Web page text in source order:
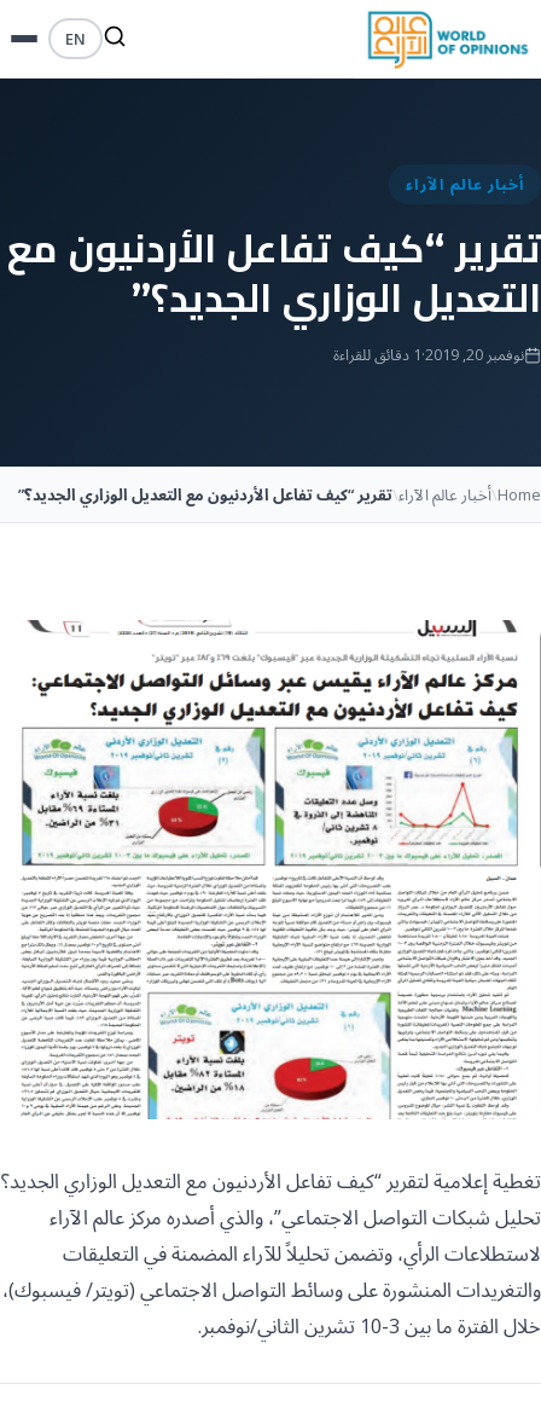
EN
أخبار عالم الآراء
تقرير “كيف تفاعل الأردنيون مع
التعديل الوزاري الجديد؟”
نوفمبر 20, 2019 ·1 دقائق للقراءة
Home
\أخبار عالم الآراء\تقرير “كيف تفاعل الأردنيون مع التعديل الوزاري الجديد؟”
تغطية إعلامية لتقرير “كيف تفاعل الأردنيون مع التعديل الوزاري الجديد؟
تحليل شبكات التواصل الاجتماعي”، والذي أصدره مركز عالم الآراء
لاستطلاعات الرأي، وتضمن تحليلاً للآراء المضمنة في التعليقات
والتغريدات المنشورة على وسائط التواصل الاجتماعي (تويتر/ فيسبوك)،
خلال الفترة ما بين 3-10 تشرين الثاني/نوفمبر.